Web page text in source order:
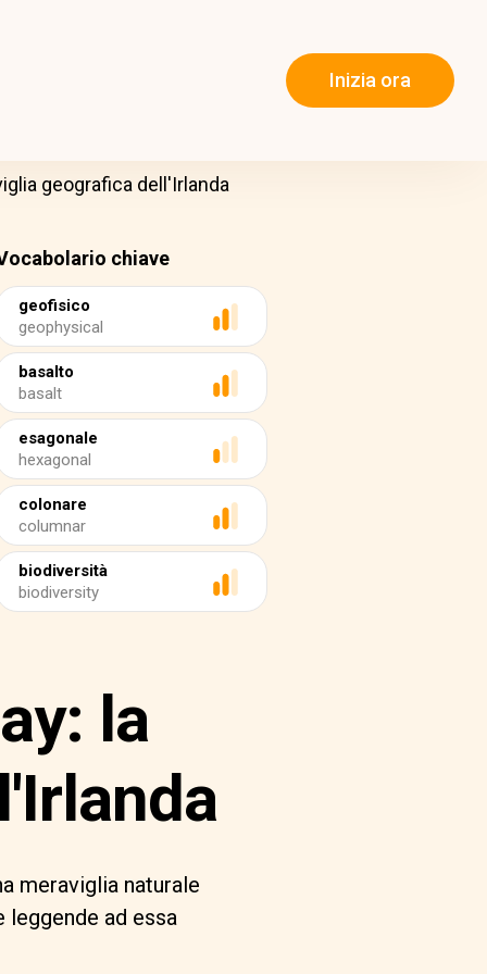
Inizia ora
geografica dell'Irlanda
chiave
geofisico
geophysical
basalto
basalt
esagonale
hexagonal
colonare
columnar
biodiversità
biodiversity
la
meraviglia naturale
leggende ad essa